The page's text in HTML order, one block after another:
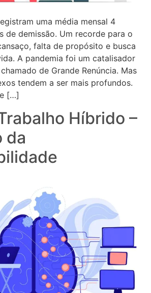
uma média mensal 4
de demissão. Um recorde para o
falta de propósito e busca
A pandemia foi um catalisador
de Grande Renúncia. Mas
tendem a ser mais profundos.
[…]
Híbrido –
da